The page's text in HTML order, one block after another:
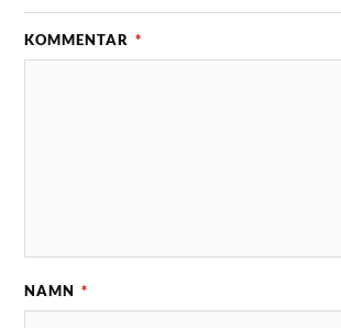
KOMMENTAR *
NAMN *